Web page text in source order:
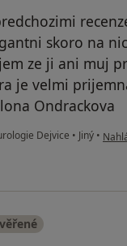
skoro na
ze ji ani muj
je velmi
Ondrackova
Dejvice • Jiný •